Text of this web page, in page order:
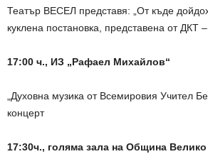
Театър ВЕСЕЛ представя: „От къде
куклена постановка, представена от ДКТ
17:00 ч., ИЗ „Рафаел Михайлов“
„Духовна музика от Всемировия Учител
концерт
17:30ч., голяма зала на Община